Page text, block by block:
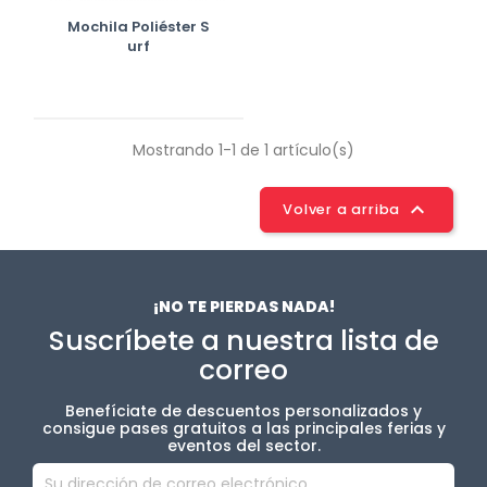
Mochila Poliéster S
Urf
Mostrando 1-1 de 1 artículo(s)
Volver a arriba 
¡NO TE PIERDAS NADA!
Suscríbete a nuestra lista de
correo
Benefíciate de descuentos personalizados y
consigue pases gratuitos a las principales ferias y
eventos del sector.